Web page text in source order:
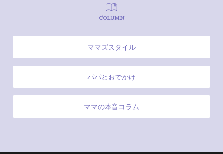
COLUMN
ママズスタイル
パパとおでかけ
ママの本音コラム